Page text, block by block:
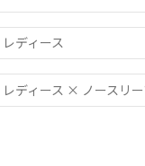
ディース
ディース × ノースリ